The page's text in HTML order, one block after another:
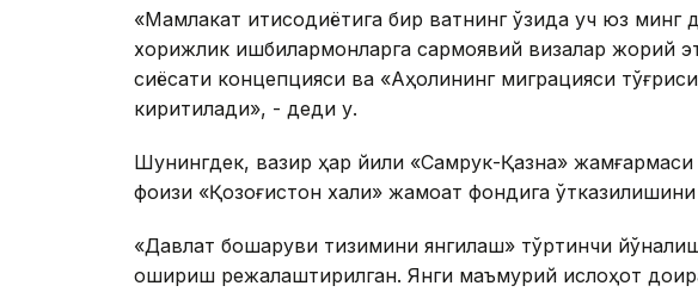
«Мамлакат иқтисодиётига бир вақтнинг ўзида уч юз минг
хорижлик ишбилармонларга сармоявий визалар жорий
сиёсати концепцияси ва «Аҳолининг миграцияси
киритилади», - деди у.
Шунингдек, вазир ҳар йили «Самрук-Қазна»
фоизи «Қозоғистон халқи» жамоат фондига
«Давлат бошқаруви тизимини янгилаш» тўртинчи
ошириш режалаштирилган. Янги маъмурий ислоҳот